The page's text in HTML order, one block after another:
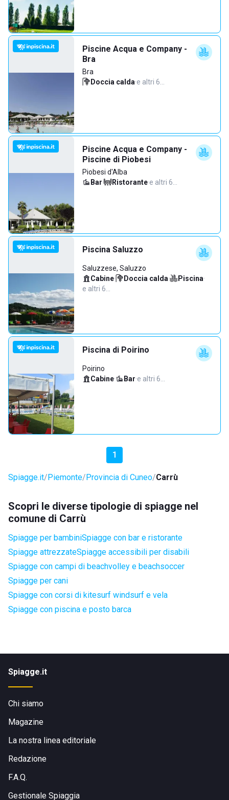
Piscine Acqua e Company -
Bra
Bra
Doccia calda·e altri 6…
Piscine Acqua e Company -
Piscine di Piobesi
Piobesi d'Alba
Bar· Ristorante·e altri 6…
Piscina Saluzzo
Saluzzese, Saluzzo
Cabine· Doccia calda· Piscina·
e altri 6…
Piscina di Poirino
Poirino
Cabine· Bar·e altri 6…
1
Spiagge.it Piemonte Provincia di Cuneo Carrù
Scopri le diverse tipologie di spiagge nel
comune di Carrù
Spiagge per bambiniSpiagge con bar e ristorante
Spiagge attrezzateSpiagge accessibili per disabili
Spiagge con campi di beachvolley e beachsoccer
Spiagge per cani
Spiagge con corsi di kitesurf windsurf e vela
Spiagge con piscina e posto barca
Spiagge.it
Chi siamo
Magazine
La nostra linea editoriale
Redazione
F.A.Q.
Gestionale Spiaggia